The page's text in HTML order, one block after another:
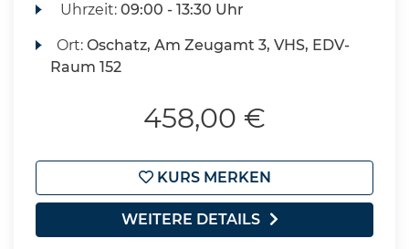
Uhrzeit:09:00 - 13:30 Uhr
Ort:Oschatz, Am Zeugamt 3, VHS, EDV-
Raum 152
458,00 €
KURS MERKEN
WEITERE DETAILS